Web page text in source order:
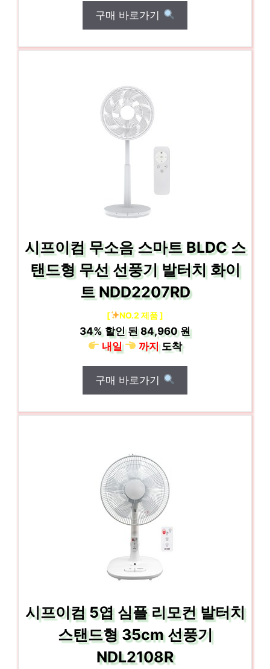
구매 바로가기
시프이컴 무소음 스마트 BLDC 스
탠드형 무선 선풍기 발터치 화이
트 NDD2207RD
[ NO.2 제품 ]
34% 할인 된84,960 원
내일
까지도착
구매 바로가기
시프이컴 5엽 심플 리모컨 발터치
스탠드형 35cm 선풍기
NDL2108R